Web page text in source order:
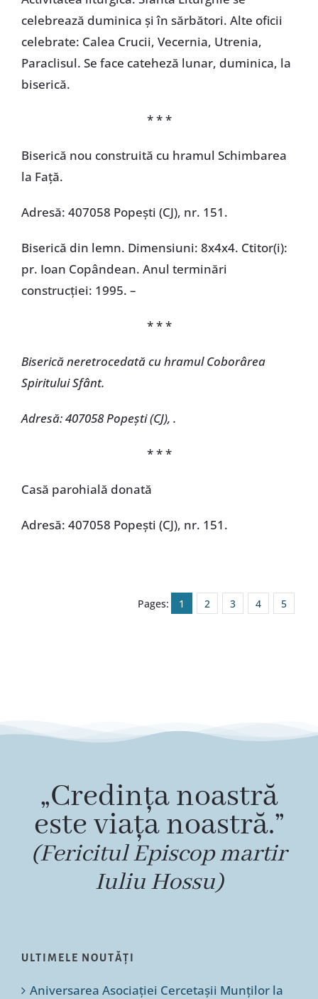
celebrează duminica și în sărbători. Alte oficii
celebrate: Calea Crucii, Vecernia, Utrenia,
Paraclisul. Se face cateheză lunar, duminica, la
biserică.
* * *
Biserică nou construită cu hramul Schimbarea
la Față.
Adresă: 407058 Popești (CJ), nr. 151.
Biserică din lemn. Dimensiuni: 8x4x4. Ctitor(i):
pr. Ioan Copândean. Anul terminări
construcţiei: 1995. –
* * *
Biserică neretrocedată cu hramul Coborârea
Spiritului Sfânt.
Adresă: 407058 Popești (CJ), .
* * *
Casă parohială donată
Adresă: 407058 Popești (CJ), nr. 151.
Pages: 1 2 3 4 5
„Credința noastră
este viața noastră.”
(Fericitul Episcop martir
Iuliu Hossu)
ULTIMELE NOUTĂȚI
Aniversarea Asociației Cercetașii Munților la